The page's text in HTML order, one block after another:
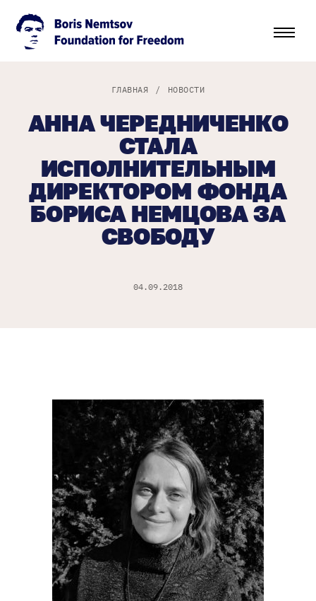
ГЛАВНАЯ / НОВОСТИ
АННА ЧЕРЕДНИЧЕНКО
СТАЛА
ИСПОЛНИТЕЛЬНЫМ
ДИРЕКТОРОМ ФОНДА
БОРИСА НЕМЦОВА ЗА
CВОБОДУ
04.09.2018